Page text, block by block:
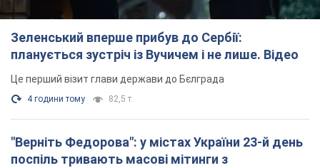
Зеленський вперше прибув до Сербії:
планується зустріч із Вучичем і не лише. Відео
Це перший візит глави держави до Бєлграда
4 години тому 82,5 т.
"Верніть Федорова": у містах України 23-й день
поспіль тривають масові мітинги з